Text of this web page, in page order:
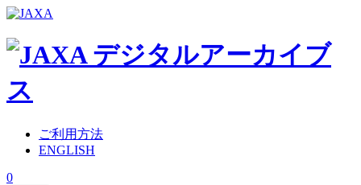
ご利用方法
ENGLISH
0